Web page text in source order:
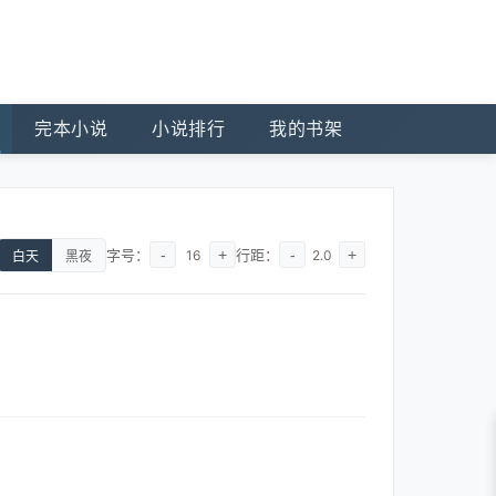
完本小说 小说排行 我的书架
白天 黑夜 字号： - 16 + 行距： - 2.0 +